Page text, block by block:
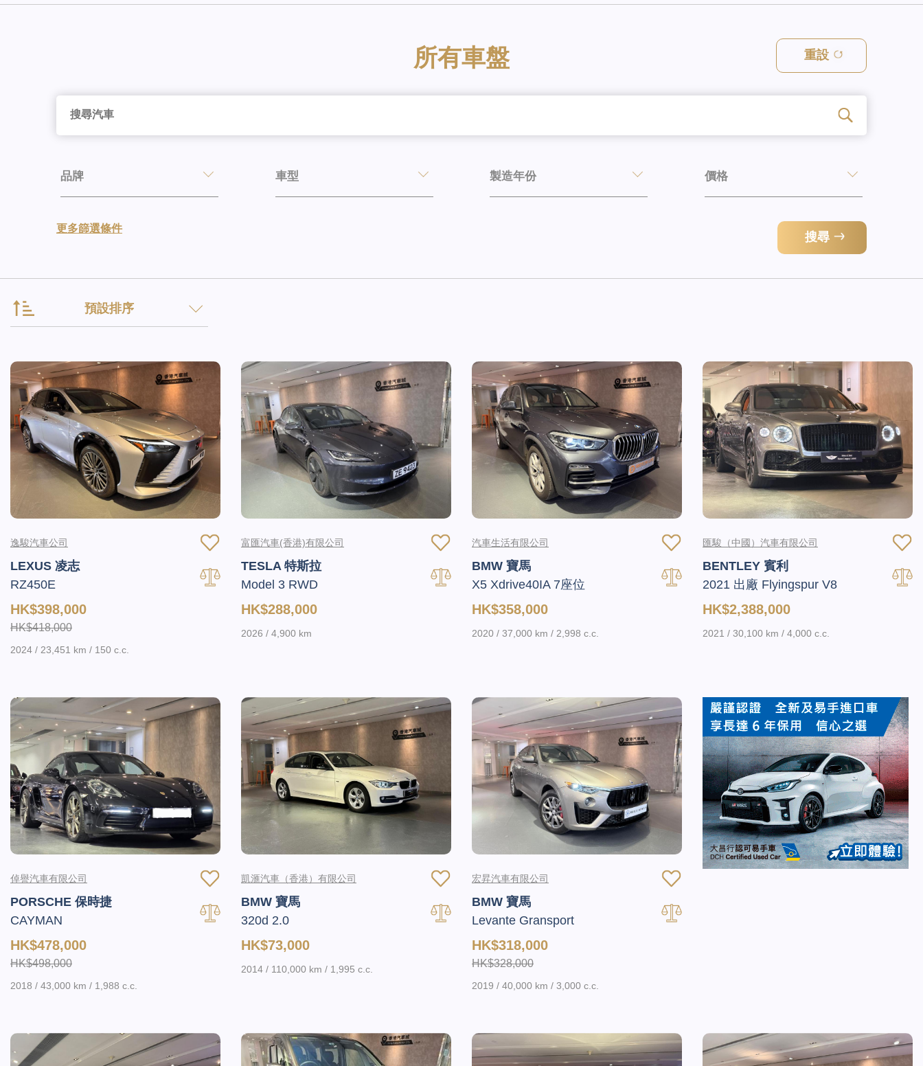
所有車盤 重設
品牌 車型 製造年份 價格
更多篩選條件
搜尋
預設排序
逸駿汽車公司
LEXUS 凌志
RZ450E
HK$398,000
HK$418,000
2024 / 23,451 km / 150 c.c.
富匯汽車(香港)有限公司
TESLA 特斯拉
Model 3 RWD
HK$288,000
2026 / 4,900 km
汽車生活有限公司
BMW 寶馬
X5 Xdrive40IA 7座位
HK$358,000
2020 / 37,000 km / 2,998 c.c.
匯駿（中國）汽車有限公司
BENTLEY 賓利
2021 出廠 Flyingspur V8
HK$2,388,000
2021 / 30,100 km / 4,000 c.c.
倬譽汽車有限公司
PORSCHE 保時捷
CAYMAN
HK$478,000
HK$498,000
2018 / 43,000 km / 1,988 c.c.
凱滙汽車（香港）有限公司
BMW 寶馬
320d 2.0
HK$73,000
2014 / 110,000 km / 1,995 c.c.
宏昇汽車有限公司
BMW 寶馬
Levante Gransport
HK$318,000
HK$328,000
2019 / 40,000 km / 3,000 c.c.